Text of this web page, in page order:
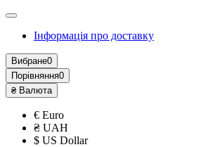
Інформація про доставку
Вибране0
Порівняння0
₴ Валюта
€ Euro
₴ UAH
$ US Dollar